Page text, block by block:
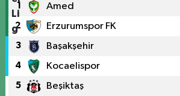
1 Amed
2 Erzurumspor FK
3 Başakşehir
4 Kocaelispor
5 Beşiktaş